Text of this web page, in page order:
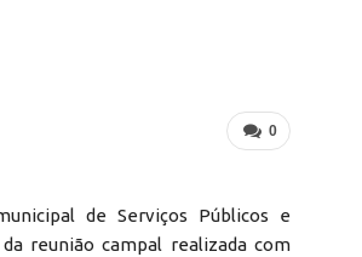
0
de Serviços Públicos e
reunião campal realizada com